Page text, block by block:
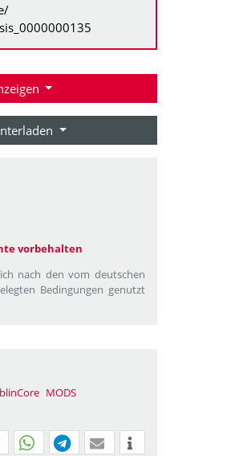
vorbehalten
nach den vom deutschen
Bedingungen genutzt
MODS